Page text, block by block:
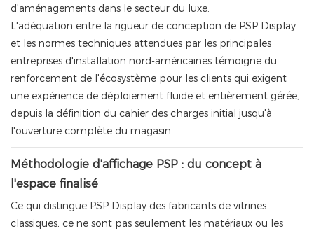
d'aménagements dans le secteur du luxe.
L'adéquation entre la rigueur de conception de PSP Display
et les normes techniques attendues par les principales
entreprises d'installation nord-américaines témoigne du
renforcement de l'écosystème pour les clients qui exigent
une expérience de déploiement fluide et entièrement gérée,
depuis la définition du cahier des charges initial jusqu'à
l'ouverture complète du magasin.
Méthodologie d'affichage PSP : du concept à
l'espace finalisé
Ce qui distingue PSP Display des fabricants de vitrines
classiques, ce ne sont pas seulement les matériaux ou les